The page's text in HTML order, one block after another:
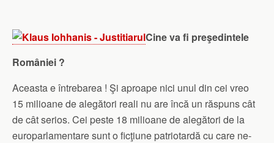
Cine va fi preşedintele
României ?
Aceasta e întrebarea ! Şi aproape nici unul din cei vreo
15 milioane de alegători reali nu are încă un răspuns cât
de cât serios. Cei peste 18 milioane de alegători de la
europarlamentare sunt o ficţiune patriotardă cu care ne-